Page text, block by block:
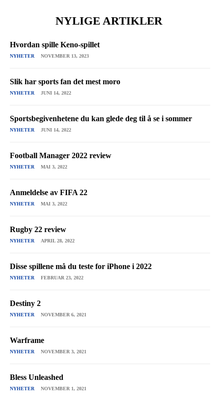
NYLIGE ARTIKLER
Hvordan spille Keno-spillet
NYHETER NOVEMBER 13, 2023
Slik har sports fan det mest moro
NYHETER JUNI 14, 2022
Sportsbegivenhetene du kan glede deg til å se i sommer
NYHETER JUNI 14, 2022
Football Manager 2022 review
NYHETER MAI 3, 2022
Anmeldelse av FIFA 22
NYHETER MAI 3, 2022
Rugby 22 review
NYHETER APRIL 28, 2022
Disse spillene må du teste for iPhone i 2022
NYHETER FEBRUAR 23, 2022
Destiny 2
NYHETER NOVEMBER 6, 2021
Warframe
NYHETER NOVEMBER 3, 2021
Bless Unleashed
NYHETER NOVEMBER 1, 2021